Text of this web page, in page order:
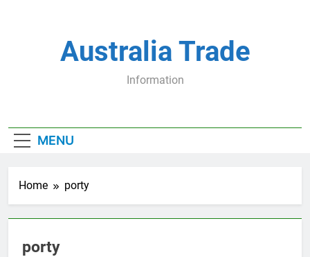
Australia Trade
Information
MENU
Home porty
porty